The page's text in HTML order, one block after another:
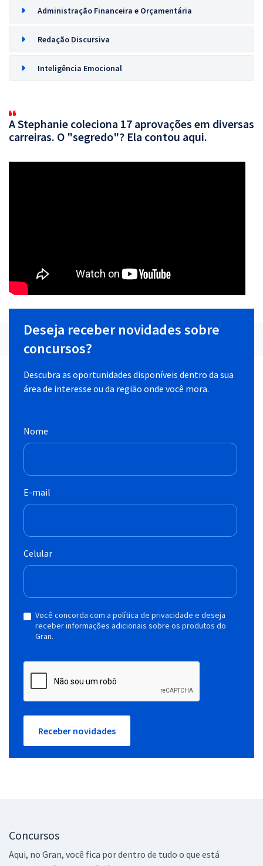
Administração Financeira e Orçamentária
Redação Discursiva
Inteligência Emocional
A Stephanie coleciona 17 aprovações em diversas
carreiras. O "segredo"? Ela contou aqui.
Deseja receber novidades sobre
concursos?
Descubra as oportunidades disponíveis dentro da sua
área de interesse ou da região onde você mora.
Nome
E-mail
Celular
Você concorda com a política de privacidade e deseja
receber informações adicionais sobre os produtos do
Gran.
Receber novidades
Concursos
Aqui, no Gran, você fica por dentro de tudo o que está